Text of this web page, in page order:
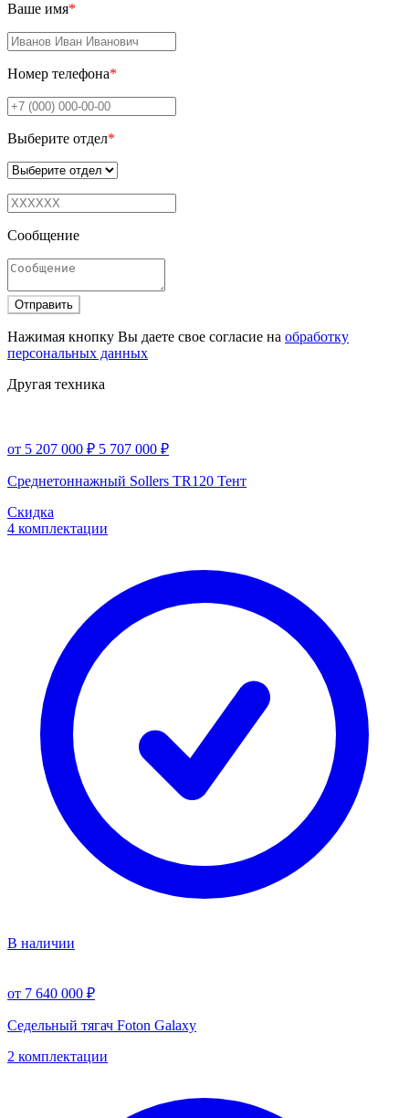
Ваше имя*
Номер телефона*
Выберите отдел*
Сообщение
Отправить
Нажимая кнопку Вы даете свое согласие на обработку
персональных данных
Другая техника
от 5 207 000 ₽ 5 707 000 ₽
Среднетоннажный Sollers TR120 Тент
Скидка
4 комплектации
В наличии
от 7 640 000 ₽
Седельный тягач Foton Galaxy
2 комплектации